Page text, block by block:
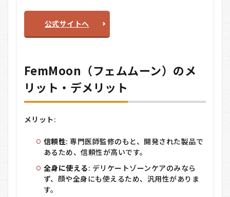
公式サイトへ
FemMoon（フェムムーン）のメ
リット・デメリット
メリット:
信頼性: 専門医師監修のもと、開発された製品で
あるため、信頼性が高いです。
全身に使える: デリケートゾーンケアのみなら
ず、顔や全身にも使えるため、汎用性がありま
す。